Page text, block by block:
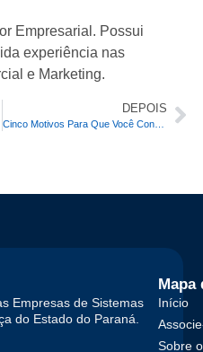
Empresarial. Possui
experiência nas
e Marketing.
DEPOIS
Cinco Motivos Para Que Você Considere A Venda Consultiva Em Seus Negócios
Empresas de Sistemas
do Estado do Paraná.
Mapa
Início
Sobre